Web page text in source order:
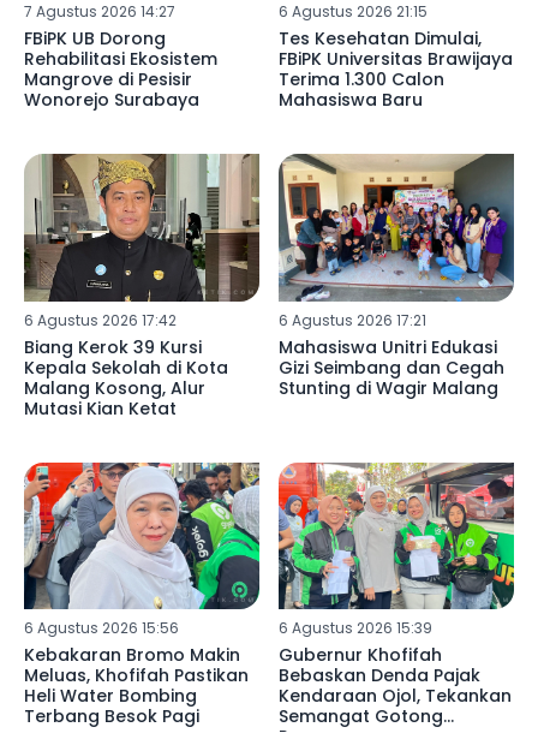
7 Agustus 2026 14:27
FBiPK UB Dorong
Rehabilitasi Ekosistem
Mangrove di Pesisir
Wonorejo Surabaya
6 Agustus 2026 21:15
Tes Kesehatan Dimulai,
FBiPK Universitas Brawijaya
Terima 1.300 Calon
Mahasiswa Baru
6 Agustus 2026 17:42
Biang Kerok 39 Kursi
Kepala Sekolah di Kota
Malang Kosong, Alur
Mutasi Kian Ketat
6 Agustus 2026 17:21
Mahasiswa Unitri Edukasi
Gizi Seimbang dan Cegah
Stunting di Wagir Malang
6 Agustus 2026 15:56
Kebakaran Bromo Makin
Meluas, Khofifah Pastikan
Heli Water Bombing
Terbang Besok Pagi
6 Agustus 2026 15:39
Gubernur Khofifah
Bebaskan Denda Pajak
Kendaraan Ojol, Tekankan
Semangat Gotong
Royong